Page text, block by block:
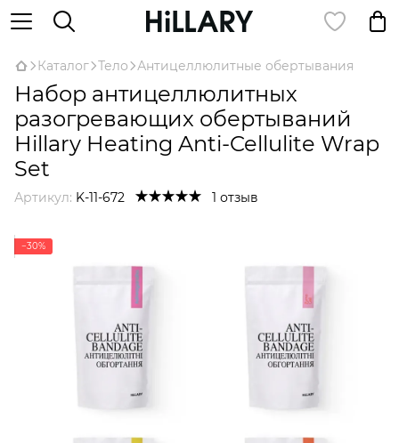
Каталог Тело Антицеллюлитные обертывания
Набор антицеллюлитных
разогревающих обертываний
Hillary Heating Anti-Cellulite Wrap
Set
Артикул: K-11-672 1 отзыв
−30%